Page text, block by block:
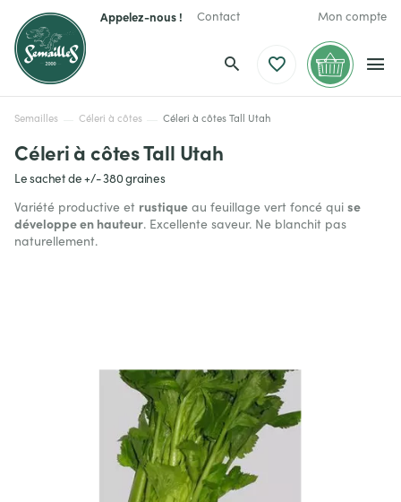
Appelez-nous ! Contact Mon compte
Semailles Céleri à côtes Céleri à côtes Tall Utah
Céleri à côtes Tall Utah
Le sachet de +/- 380 graines
Variété productive et rustique au feuillage vert foncé qui se
développe en hauteur. Excellente saveur. Ne blanchit pas
naturellement.